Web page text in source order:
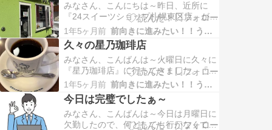
みなさん、こんにちは～昨日、近所に
『24スイーツショップ札幌東区店』が出
来たので行ってきました。ロカール各局
テレビでも放送していたので混んでいる
かなぁって思っていましたが車は1台も
停まってなく空いている？と思ったら中
に入ったら結構お客さんがいました。24
時間という事で基本無人系で…
1年5ヶ月前 前向きに進みたい！！うつな自分
久々の星乃珈琲店
みなさん、こんばんは～火曜日に久々に
『星乃珈琲店』に行ってきました。『彦
星ブレンド』『星乃珈琲のふわふわティ
ラミス』をオーダーしました。『彦星ブ
レンド』は程よい苦みで甘い『星乃珈琲
のふわふわティラミス』との合わせはと
ても良かったです。『星乃珈琲のふわふ
1年5ヶ月前 前向きに進みたい！！うつな自分
今日は完璧でしたぁ～
みなさん、こんばんは～今日は月曜日に
欠勤したので、何としても行かなくては